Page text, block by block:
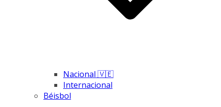
Nacional 🇻🇪
Internacional
Béisbol